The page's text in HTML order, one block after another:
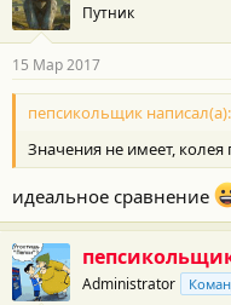
Путник
15 Мар 2017
пепсикольщик написал(а):
Значения не имеет, колея
идеальное сравнение
Administrator